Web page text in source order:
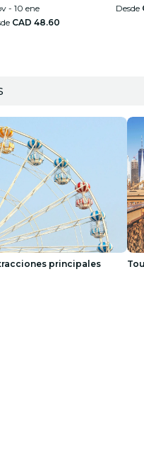
- 10 ene
CAD 48.60
Desde
principales